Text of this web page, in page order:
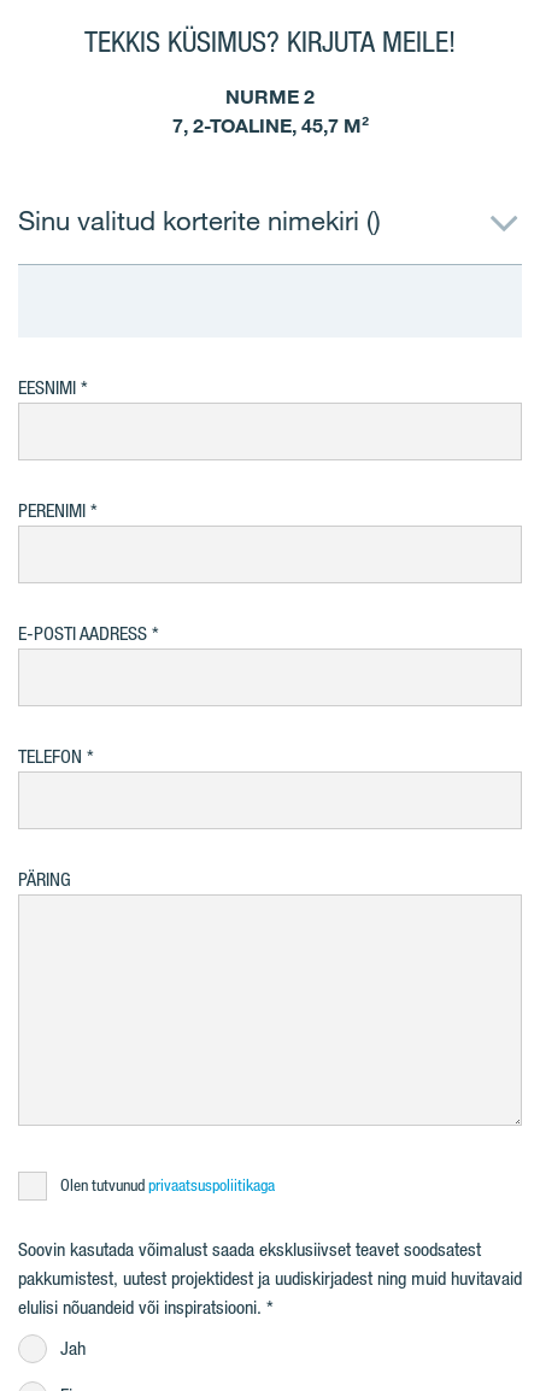
TEKKIS KÜSIMUS? KIRJUTA MEILE!
NURME 2
7, 2-TOALINE, 45,7 M²
Sinu valitud korterite nimekiri ()
EESNIMI
PERENIMI
E-POSTI AADRESS
TELEFON
PÄRING
Olen tutvunudprivaatsuspoliitikaga
Soovin kasutada võimalust saada eksklusiivset teavet soodsatest
pakkumistest, uutest projektidest ja uudiskirjadest ning muid huvitavaid
elulisi nõuandeid või inspiratsiooni.
Jah